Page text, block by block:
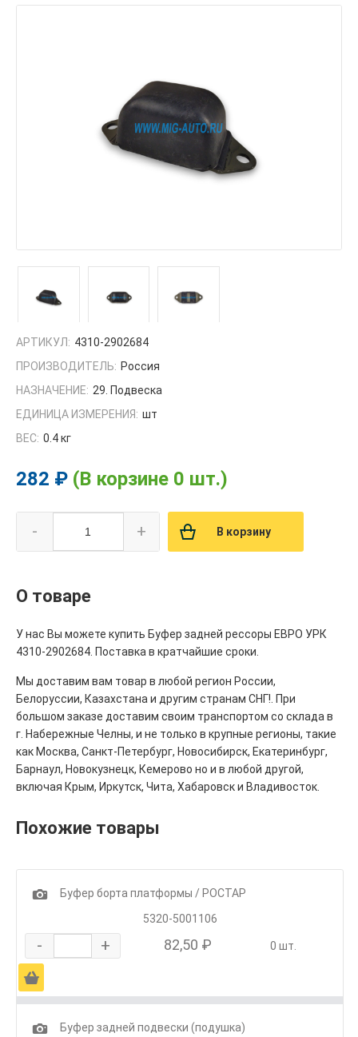
АРТИКУЛ: 4310-2902684
ПРОИЗВОДИТЕЛЬ: Россия
НАЗНАЧЕНИЕ: 29. Подвеска
ЕДИНИЦА ИЗМЕРЕНИЯ: шт
ВЕС: 0.4 кг
282 ₽ (В корзине 0 шт.)
- + В корзину
О товаре
У нас Вы можете купить Буфер задней рессоры ЕВРО УРК
4310-2902684. Поставка в кратчайшие сроки.
Мы доставим вам товар в любой регион России,
Белоруссии, Казахстана и другим странам СНГ!. При
большом заказе доставим своим транспортом со склада в
г. Набережные Челны, и не только в крупные регионы, такие
как Москва, Санкт-Петербург, Новосибирск, Екатеринбург,
Барнаул, Новокузнецк, Кемерово но и в любой другой,
включая Крым, Иркутск, Чита, Хабаровск и Владивосток.
Похожие товары
1
Буфер борта платформы / РОСТАР
5320-5001106
- + 82,50 ₽ 0 шт.
Ä
1 Буфер задней подвески (подушка)